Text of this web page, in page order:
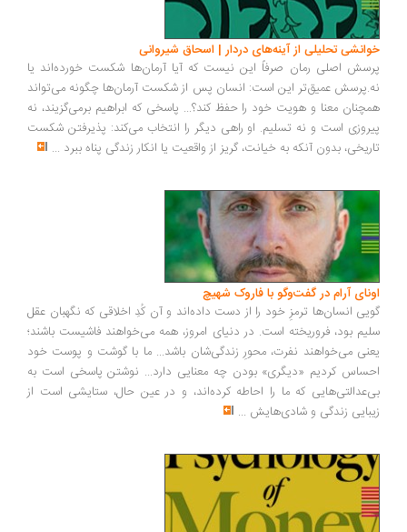
تحلیلی از آینه‌های دردار | اسحاق شیروانی
اصلی رمان صرفاً این نیست که آیا آرمان‌ها شکست خورده‌اند یا
عمیق‌تر این است: انسان پس از شکست آرمان‌ها چگونه می‌تواند
معنا و هویت خود را حفظ کند؟... پاسخی که ابراهیم برمی‌گزیند، نه
است و نه تسلیم. او راهی دیگر را انتخاب می‌کند: پذیرفتن شکست
بدون آنکه به خیانت، گریز از واقعیت یا انکار زندگی پناه ببرد...
آرام در گفت‌وگو با فاروک شهیچ‭
انسان‌ها ترمزِ خود را از دست داده‌اند و آن کُدِ اخلاقی که نگهبان عقل
بود، فروریخته است. در دنیای امروز، همه می‌خواهند فاشیست باشند؛
می‌خواهند نفرت، محورِ زندگی‌شان باشد... ما با گوشت و پوست خود
کردیم «دیگری» بودن چه معنایی دارد... نوشتن پاسخی است به
که ما را احاطه کرده‌اند، و در عین حال، ستایشی است از
زندگی و شادی‌هایش...